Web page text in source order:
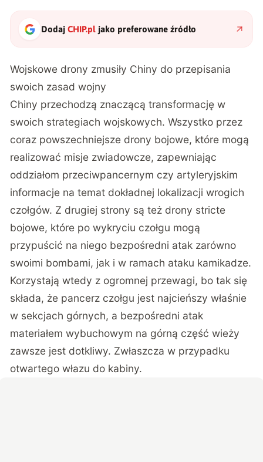
DodajCHIP.pl jako preferowane źródło
Wojskowe drony zmusiły Chiny do przepisania
swoich zasad wojny
Chiny przechodzą znaczącą transformację w
swoich strategiach wojskowych. Wszystko przez
coraz powszechniejsze drony bojowe, które mogą
realizować misje zwiadowcze, zapewniając
oddziałom przeciwpancernym czy artyleryjskim
informacje na temat dokładnej lokalizacji wrogich
czołgów. Z drugiej strony są też drony stricte
bojowe, które po wykryciu czołgu mogą
przypuścić na niego bezpośredni atak zarówno
swoimi bombami, jak i w ramach ataku kamikadze.
Korzystają wtedy z ogromnej przewagi, bo tak się
składa, że pancerz czołgu jest najcieńszy właśnie
w sekcjach górnych, a bezpośredni atak
materiałem wybuchowym na górną część wieży
zawsze jest dotkliwy. Zwłaszcza w przypadku
otwartego włazu do kabiny.